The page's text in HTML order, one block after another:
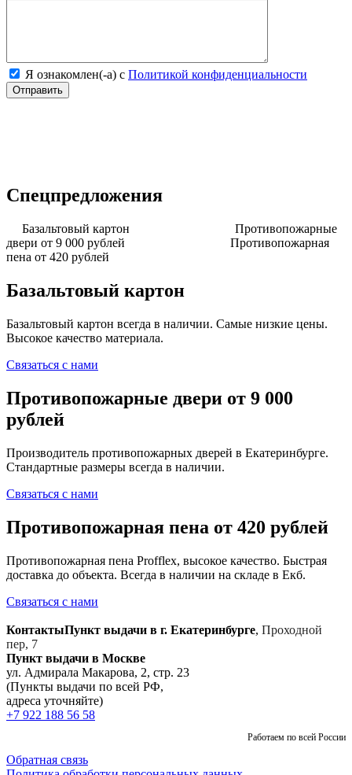
Я ознакомлен(-а) с Политикой конфиденциальности
Спецпредложения
Базальтовый картон
Противопожарные
двери от 9 000 рублей
Противопожарная
пена от 420 рублей
Базальтовый картон
Базальтовый картон всегда в наличии. Самые низкие цены.
Высокое качество материала.
Связаться с нами
Противопожарные двери от 9 000
рублей
Производитель противопожарных дверей в Екатеринбурге.
Стандартные размеры всегда в наличии.
Связаться с нами
Противопожарная пена от 420 рублей
Противопожарная пена Profflex, высокое качество. Быстрая
доставка до объекта. Всегда в наличии на складе в Екб.
Связаться с нами
КонтактыПункт выдачи в г. Екатеринбурге, Проходной
пер, 7
Пункт выдачи в Москве
ул. Адмирала Макарова, 2, стр. 23
(Пункты выдачи по всей РФ,
адреса уточняйте)
+7 922 188 56 58
Работаем по всей России
Обратная связь